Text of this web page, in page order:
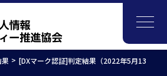
[DXマーク認証]判定結果（2022年5月13